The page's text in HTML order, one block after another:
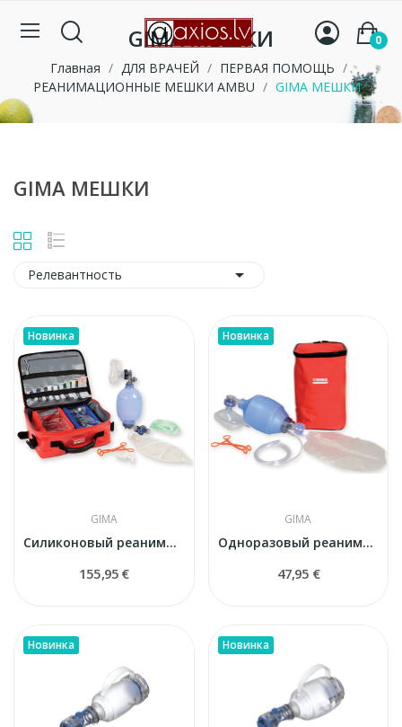
0
GIMA МЕШКИ
Главная ДЛЯ ВРАЧЕЙ
ПЕРВАЯ ПОМОЩЬ
РЕАНИМАЦИОННЫЕ МЕШКИ AMBU
GIMA МЕШКИ
GIMA МЕШКИ
Релевантность 
Новинка
GIMA
Силиконовый реанимационный набор для взрослых...
155,95 €
Новинка
GIMA
Одноразовый реанимационный ПВХ-набор для...
47,95 €
Новинка Новинка